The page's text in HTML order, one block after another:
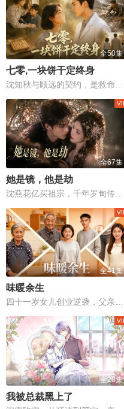
全50集
七零,一块饼干定终身
全67集
她是镜，他是劫
全41集
味暖余生
四十一岁女儿创业逆袭，父亲工地意外生死抉择，温情与现实震撼心灵！
全28集
我被总裁黑上了